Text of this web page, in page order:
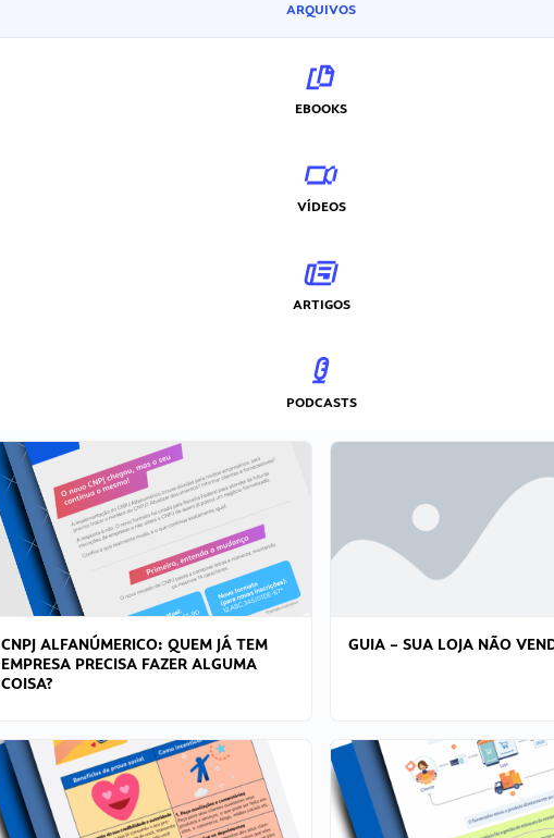
ARQUIVOS
EBOOKS
VÍDEOS
ARTIGOS
PODCASTS
CNPJ ALFANÚMERICO: QUEM JÁ TEM
EMPRESA PRECISA FAZER ALGUMA
COISA?
GUIA – SUA LOJA NÃO